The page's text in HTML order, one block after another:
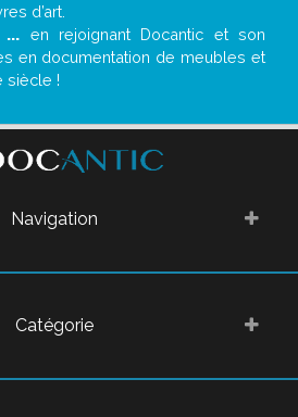
d’art.
... en rejoignant Docantic et son
en documentation de meubles et
siècle !
Navigation
Catégorie